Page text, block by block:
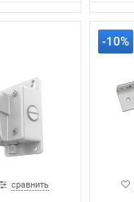
сравнить
-10%